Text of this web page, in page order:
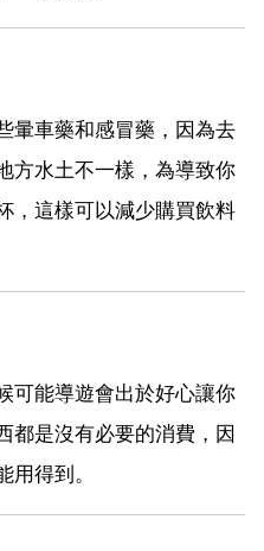
暈車藥和感冒藥，因為去
方水土不一樣，為導致你
，這樣可以減少購買飲料
可能導遊會出於好心讓你
都是沒有必要的消費，因
得到。